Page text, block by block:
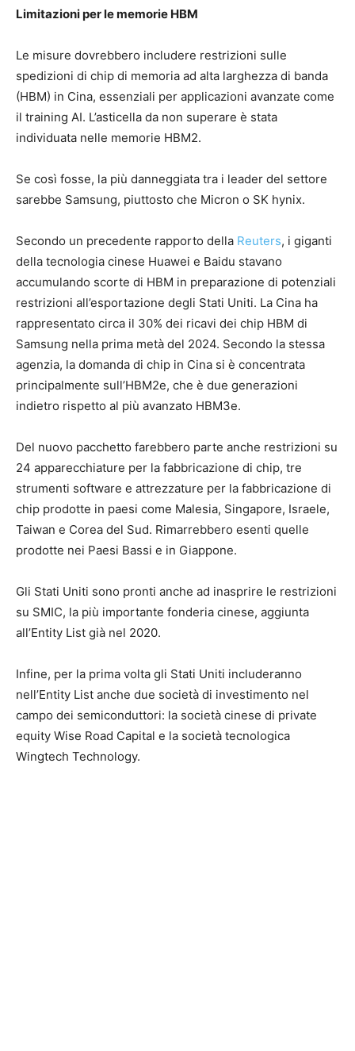
Limitazioni per le memorie HBM
Le misure dovrebbero includere restrizioni sulle
spedizioni di chip di memoria ad alta larghezza di banda
(HBM) in Cina, essenziali per applicazioni avanzate come
il training AI. L’asticella da non superare è stata
individuata nelle memorie HBM2.
Se così fosse, la più danneggiata tra i leader del settore
sarebbe Samsung, piuttosto che Micron o SK hynix.
Secondo un precedente rapporto della Reuters, i giganti
della tecnologia cinese Huawei e Baidu stavano
accumulando scorte di HBM in preparazione di potenziali
restrizioni all’esportazione degli Stati Uniti. La Cina ha
rappresentato circa il 30% dei ricavi dei chip HBM di
Samsung nella prima metà del 2024. Secondo la stessa
agenzia, la domanda di chip in Cina si è concentrata
principalmente sull’HBM2e, che è due generazioni
indietro rispetto al più avanzato HBM3e.
Del nuovo pacchetto farebbero parte anche restrizioni su
24 apparecchiature per la fabbricazione di chip, tre
strumenti software e attrezzature per la fabbricazione di
chip prodotte in paesi come Malesia, Singapore, Israele,
Taiwan e Corea del Sud. Rimarrebbero esenti quelle
prodotte nei Paesi Bassi e in Giappone.
Gli Stati Uniti sono pronti anche ad inasprire le restrizioni
su SMIC, la più importante fonderia cinese, aggiunta
all’Entity List già nel 2020.
Infine, per la prima volta gli Stati Uniti includeranno
nell’Entity List anche due società di investimento nel
campo dei semiconduttori: la società cinese di private
equity Wise Road Capital e la società tecnologica
Wingtech Technology.